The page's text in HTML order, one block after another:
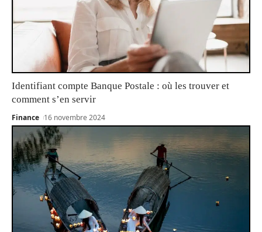
Identifiant compte Banque Postale : où les trouver et
comment s’en servir
Finance 16 novembre 2024